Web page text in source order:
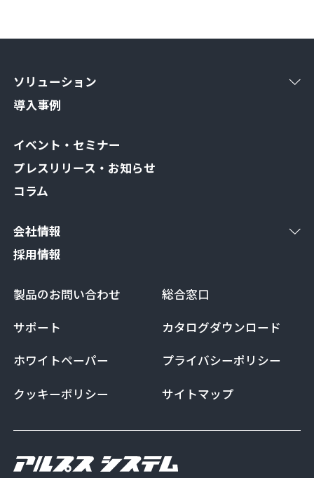
ソリューション
導入事例
イベント・セミナー
プレスリリース・お知らせ
コラム
会社情報
採用情報
製品のお問い合わせ
総合窓口
サポート
カタログダウンロード
ホワイトペーパー
プライバシーポリシー
クッキーポリシー
サイトマップ